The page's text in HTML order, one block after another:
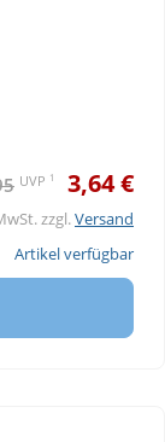
UVP 1 3,64 €
zzgl.Versand
Artikel verfügbar